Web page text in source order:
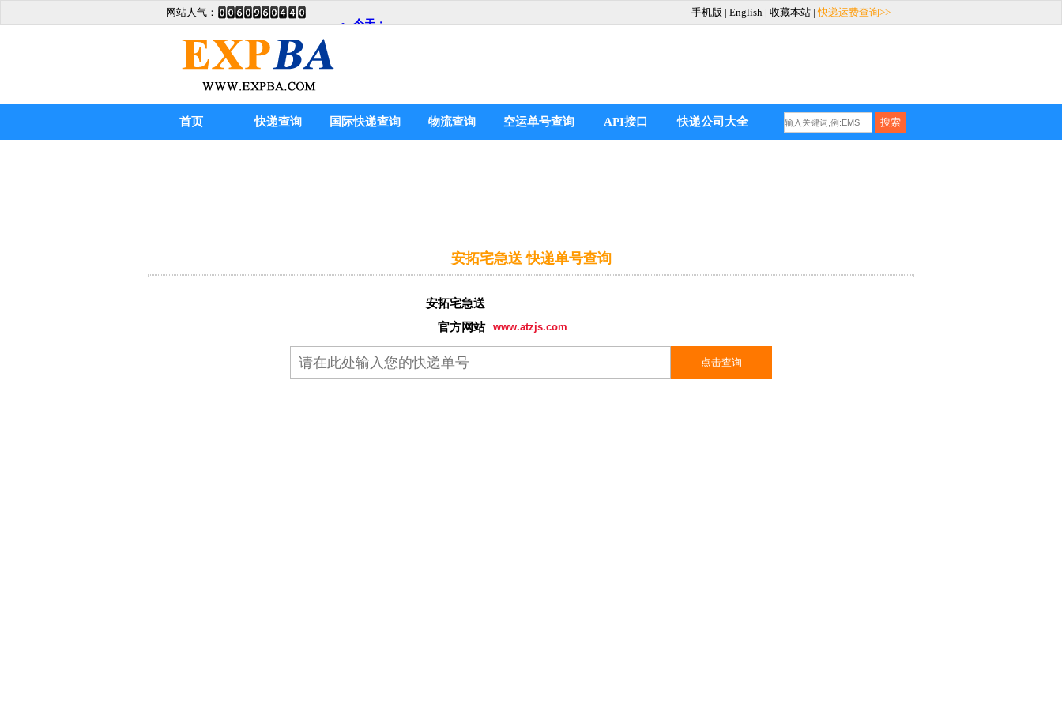
网站人气： 手机版 | English | 收藏本站 |快递运费查询>>
首页 快递查询 国际快递查询 物流查询 空运单号查询 API接口 快递公司大全
安拓宅急送 快递单号查询
安拓宅急送
官方网站
www.atzjs.com